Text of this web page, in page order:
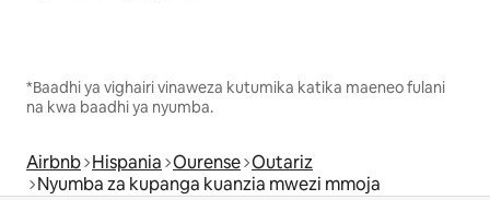
*Baadhi ya vighairi vinaweza kutumika katika maeneo fulani
na kwa baadhi ya nyumba.
Airbnb Hispania Ourense Outariz
Nyumba za kupanga kuanzia mwezi mmoja